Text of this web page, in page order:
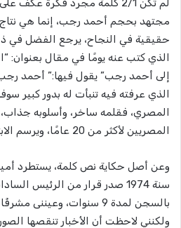
لم تكن 2/1 كلمة مجرد فكرة
مجتهد بحجم أحمد رجب، إنما هي
حقيقية في النجاح، يرجع الفضل في
الذي كتب عنه يومًا في مقال بعنوان:
إلى أحمد رجب” يقول فيها:” أحمد
الذي عرفته فيه تنبأت له بدور كبير
المصري، فقلمه ساخر، وأسلوبه
المصريين لأكثر من 20 عامًا، ويرسم الابتسامة على شفاههم”.
وعن أصل حكاية نص كلمة، يستطرد
سنة 1974 صدر قرار من الرئيس
بالسجن لمدة 9 سنوات،
ولكنني لاحظت أن الأخبار تنقصها الصور